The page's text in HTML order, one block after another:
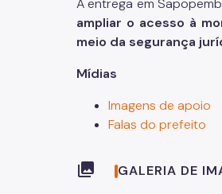
A entrega em
ampliar o acesso à
meio da segurança
Mídias
Imagens de apoio
Falas do prefeito
collections GALERIA DE